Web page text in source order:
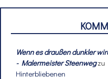
Wenn es draußen dunkler
- Malermeister Steenwegzu
Hinterbliebenen